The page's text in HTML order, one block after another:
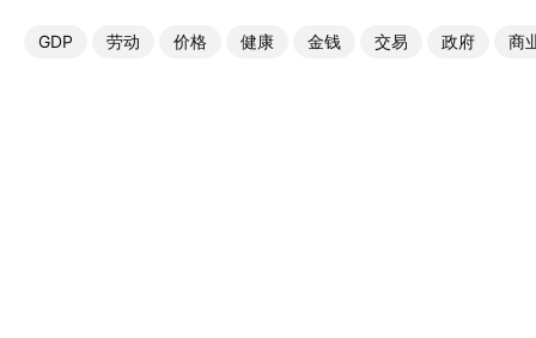
GDP 劳动 价格 健康 金钱 交易 政府 商
更多